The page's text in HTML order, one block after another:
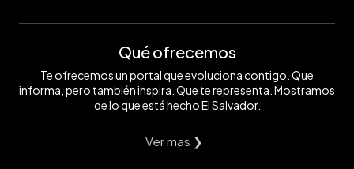
Qué ofrecemos
Te ofrecemos un portal que evoluciona contigo. Que
informa, pero también inspira. Que te representa. Mostramos
de lo que está hecho El Salvador.
Ver mas ❯